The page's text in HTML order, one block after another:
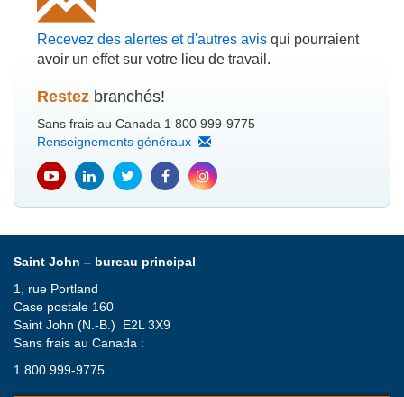
Recevez des alertes et d'autres avis qui pourraient
avoir un effet sur votre lieu de travail.
Restez branchés!
Sans frais au Canada 1 800 999-9775
Renseignements généraux
youtube
icon
Linkedin
icon
Twitter
icon
Facebook
icon
Instagram
icon
Saint John – bureau principal
1, rue Portland
Case postale 160
Saint John (N.-B.) E2L 3X9
Sans frais au Canada :
1 800 999-9775